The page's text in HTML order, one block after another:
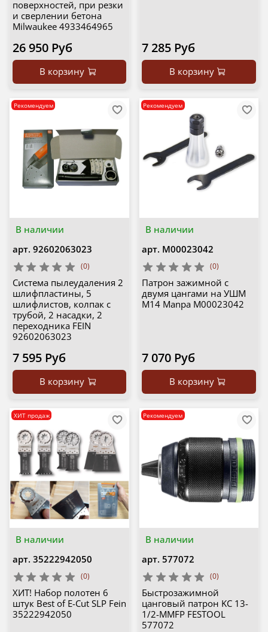
поверхностей, при резки
и сверлении бетона
Milwaukee 4933464965
26 950 Руб
В корзину
7 285 Руб
В корзину
В наличии
Рекомендуем
арт. 92602063023
(0)
Система пылеудаления 2
шлифпластины, 5
шлифлистов, колпак с
трубой, 2 насадки, 2
переходника FEIN
92602063023
7 595 Руб
В корзину
В наличии
Рекомендуем
арт. М00023042
(0)
Патрон зажимной с
двумя цангами на УШМ
M14 Manpa М00023042
7 070 Руб
В корзину
В наличии
ХИТ продаж
арт. 35222942050
(0)
ХИТ! Набор полотен 6
штук Best of E-Cut SLP Fein
35222942050
В наличии
Рекомендуем
арт. 577072
(0)
Быстрозажимной
цанговый патрон KC 13-
1/2-MMFP FESTOOL
577072